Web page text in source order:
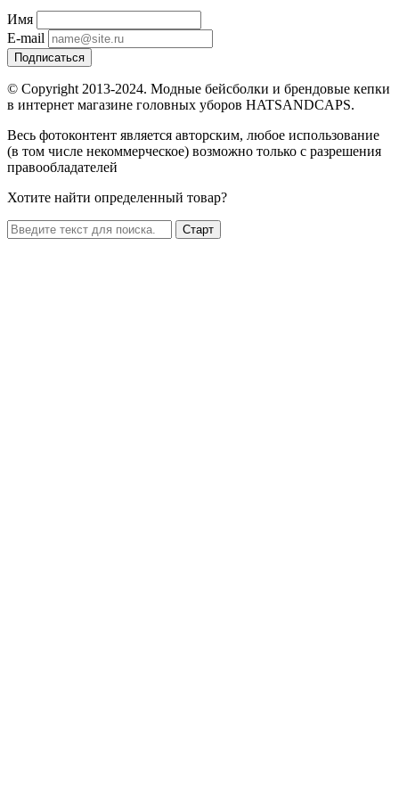
Имя
E-mail
Подписаться
© Copyright 2013-2024. Модные бейсболки и брендовые кепки
в интернет магазине головных уборов HATSANDCAPS.
Весь фотоконтент является авторским, любое использование
(в том числе некоммерческое) возможно только с разрешения
правообладателей
Хотите найти определенный товар?
Старт